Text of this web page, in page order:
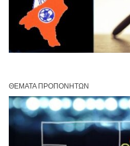
ΘΈΜΑΤΑ ΠΡΟΠΟΝΗΤΏΝ